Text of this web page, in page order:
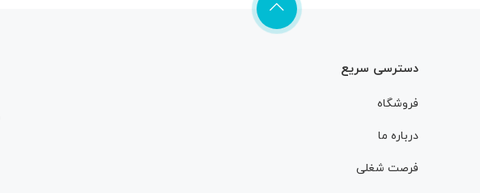
دسترسی سریع
فروشگاه
درباره ما
فرصت شغلی